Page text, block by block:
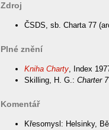
Zdroj
ČSDS, sb. Charta 77
Plné znění
Kniha Charty, Index
Skilling, H. G.: Charter
Komentář
Křesomysl: Helsinky,